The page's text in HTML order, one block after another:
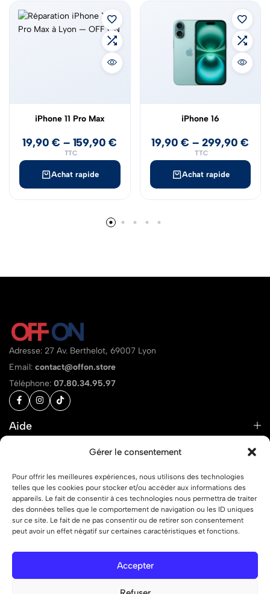
Gérer le consentement
Pour offrir les meilleures expériences, nous utilisons des technologies
telles que les cookies pour stocker et/ou accéder aux informations des
appareils. Le fait de consentir à ces technologies nous permettra de traiter
des données telles que le comportement de navigation ou les ID uniques
sur ce site. Le fait de ne pas consentir ou de retirer son consentement
peut avoir un effet négatif sur certaines caractéristiques et fonctions.
Accepter
Achat rapide
iPhone 11 Pro Max
19,90€ – 159,90€
TTC
Achat rapide
iPhone 16
19,90€ – 299,90€
TTC
Adresse: 27 Av. Berthelot, 69007 Lyon
Email: contact@offon.store
Téléphone: 07.80.34.95.97
Aide
© 2026 OFF ON – Tous droits réservés.